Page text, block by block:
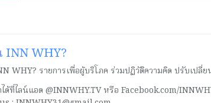
INN WHY?
WHY? รายการเพื่อผู้บริโภค ร่วมปฏิวัติความคิด ปรับเปลี่
ได้ที่ไลน์แอด @INNWHY.TV หรือ Facebook.com/